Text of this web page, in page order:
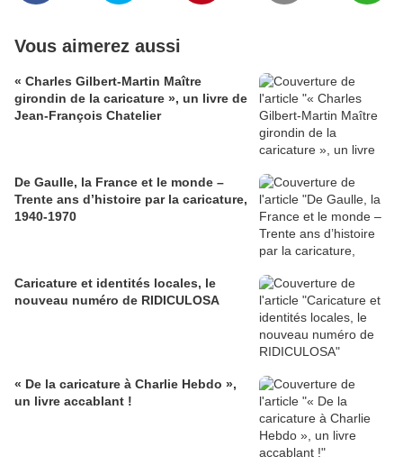
Vous aimerez aussi
« Charles Gilbert-Martin Maître
girondin de la caricature », un livre de
Jean-François Chatelier
De Gaulle, la France et le monde –
Trente ans d’histoire par la caricature,
1940-1970
Caricature et identités locales, le
nouveau numéro de RIDICULOSA
« De la caricature à Charlie Hebdo »,
un livre accablant !